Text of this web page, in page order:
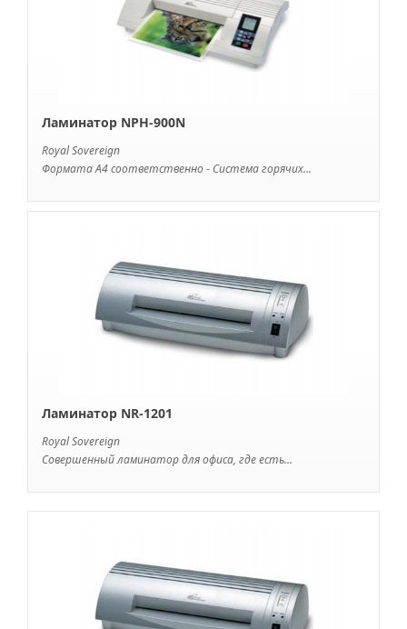
Ламинатор NPH-900N
Royal Sovereign
Формата А4 соответственно - Система горячих...
Ламинатор NR-1201
Royal Sovereign
Совершенный ламинатор для офиса, где есть...